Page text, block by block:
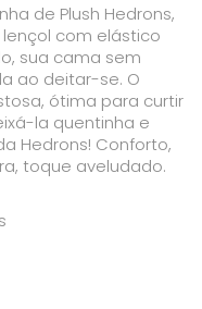
de Plush Hedrons,
lençol com elástico
sua cama sem
ao deitar-se. O
ótima para curtir
la quentinha e
Hedrons! Conforto,
toque aveludado.